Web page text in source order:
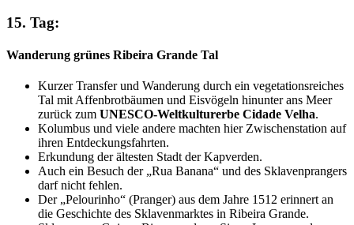
15. Tag:
Wanderung grünes Ribeira Grande Tal
Kurzer Transfer und Wanderung durch ein vegetationsreiches
Tal mit Affenbrotbäumen und Eisvögeln hinunter ans Meer
zurück zum UNESCO-Weltkulturerbe Cidade Velha.
Kolumbus und viele andere machten hier Zwischenstation auf
ihren Entdeckungsfahrten.
Erkundung der ältesten Stadt der Kapverden.
Auch ein Besuch der „Rua Banana“ und des Sklavenprangers
darf nicht fehlen.
Der „Pelourinho“ (Pranger) aus dem Jahre 1512 erinnert an
die Geschichte des Sklavenmarktes in Ribeira Grande.